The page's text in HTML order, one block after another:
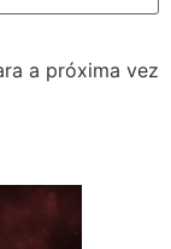
a próxima vez